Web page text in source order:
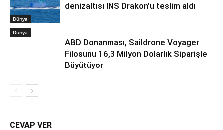
Dünya
denizaltısı INS Drakon’u teslim aldı
Dünya
ABD Donanması, Saildrone Voyager
Filosunu 16,3 Milyon Dolarlık Siparişle
Büyütüyor
CEVAP VER